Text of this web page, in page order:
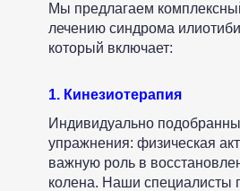
Мы предлагаем
лечению синдрома
который включает:
1. Кинезиотерапия
Индивидуально
упражнения: физическая
важную роль в
колена. Наши специалисты
Мы рядом
ПН-ПТ: 07:00 - 22:00
СБ: 09:00-19:00
+7 (965) 252-84-65
м. Белорусская, Москва